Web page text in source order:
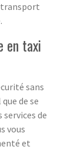
transport
en taxi
sans
de se
de
vous
et